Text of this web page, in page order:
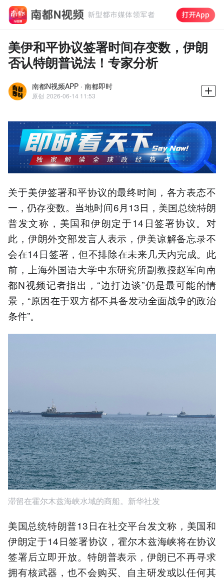
美伊和平协议签署时间存变数，伊朗
否认特朗普说法！专家分析
南都N视频APP · 南都即时
原创 2026-06-14 11:53
关于美伊签署和平协议的最终时间，各方表态不
一，仍存变数。当地时间6月13日，美国总统特朗
普发文称，美国和伊朗定于14日签署协议。对
此，伊朗外交部发言人表示，伊美谅解备忘录不
会在14日签署，但不排除在未来几天内完成。此
前，上海外国语大学中东研究所副教授赵军向南
都N视频记者指出，“边打边谈”仍是最可能的情
景，“原因在于双方都不具备发动全面战争的政治
条件”。
滞留在霍尔木兹海峡水域的商船。新华社发
美国总统特朗普13日在社交平台发文称，美国和
伊朗定于14日签署协议，霍尔木兹海峡将在协议
签署后立即开放。特朗普表示，伊朗已不再寻求
拥有核武器，也不会购买、自主研发或以任何其